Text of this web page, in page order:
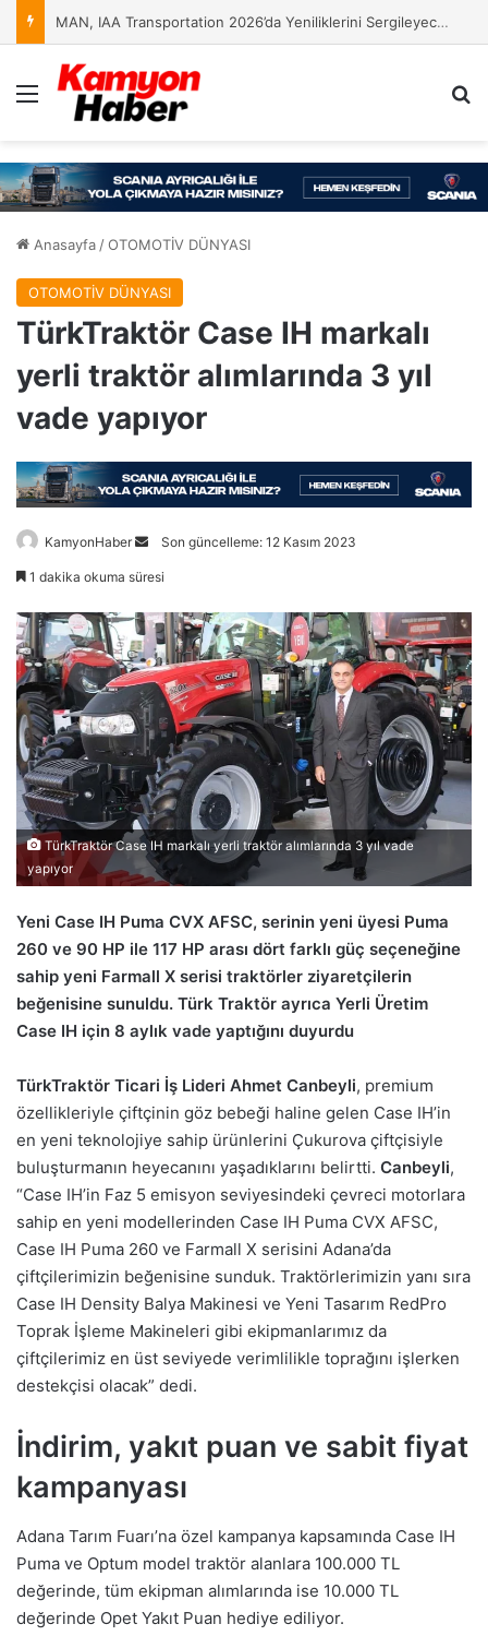
MAN, IAA Transportation 2026’da Yeniliklerini Sergileyecek
Menü
Anasayfa /OTOMOTİV DÜNYASI
OTOMOTİV DÜNYASI
TürkTraktör Case IH markalı
yerli traktör alımlarında 3 yıl
vade yapıyor
KamyonHaber
Bir
göndermek
Son güncelleme: 12 Kasım 2023
1 dakika okuma süresi
TürkTraktör Case IH markalı yerli traktör alımlarında 3 yıl vade
yapıyor
Yeni Case IH Puma CVX AFSC, serinin yeni üyesi Puma
260 ve 90 HP ile 117 HP arası dört farklı güç seçeneğine
sahip yeni Farmall X serisi traktörler ziyaretçilerin
beğenisine sunuldu. Türk Traktör ayrıca Yerli Üretim
Case IH için 8 aylık vade yaptığını duyurdu
TürkTraktör Ticari İş Lideri Ahmet Canbeyli, premium
özellikleriyle çiftçinin göz bebeği haline gelen Case IH’in
en yeni teknolojiye sahip ürünlerini Çukurova çiftçisiyle
buluşturmanın heyecanını yaşadıklarını belirtti. Canbeyli,
“Case IH’in Faz 5 emisyon seviyesindeki çevreci motorlara
sahip en yeni modellerinden Case IH Puma CVX AFSC,
Case IH Puma 260 ve Farmall X serisini Adana’da
çiftçilerimizin beğenisine sunduk. Traktörlerimizin yanı sıra
Case IH Density Balya Makinesi ve Yeni Tasarım RedPro
Toprak İşleme Makineleri gibi ekipmanlarımız da
çiftçilerimiz en üst seviyede verimlilikle toprağını işlerken
destekçisi olacak” dedi.
İndirim, yakıt puan ve sabit fiyat
kampanyası
Adana Tarım Fuarı’na özel kampanya kapsamında Case IH
Puma ve Optum model traktör alanlara 100.000 TL
değerinde, tüm ekipman alımlarında ise 10.000 TL
değerinde Opet Yakıt Puan hediye ediliyor.